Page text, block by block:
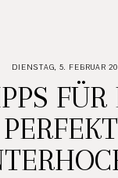
DIENSTAG, 5. FEBRUAR
FÜR